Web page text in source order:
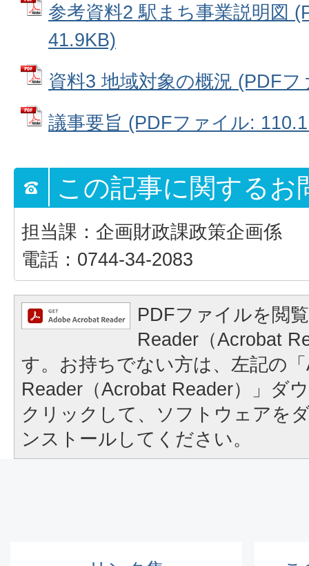
参考資料2 駅まち事業説明図
41.9KB)
資料3 地域対象の概況 (PDF
議事要旨 (PDFファイル:
この記事に関するお
担当課：企画財政課政策企画係
電話：0744-34-2083
PDFファイルを閲
Reader（Acrobat
す。お持ちでない方は、左記の
Reader（Acrobat Reader）」ダ
クリックして、ソフトウェアを
ンストールしてください。